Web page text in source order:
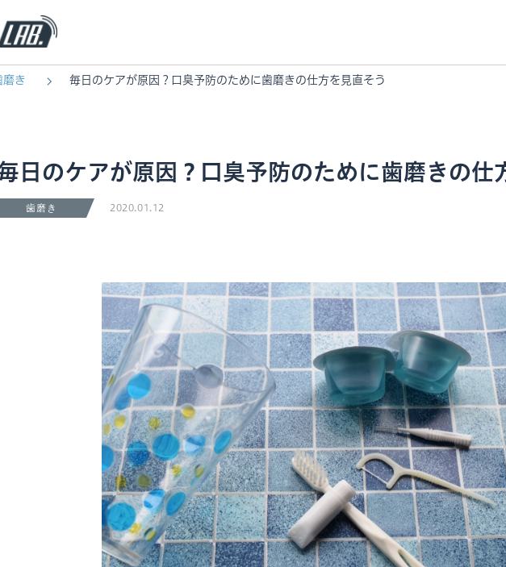
磨き 毎日のケアが原因？口臭予防のために歯磨きの仕方を見直そう
日のケアが原因？口臭予防のために歯磨きの仕
歯磨き 2020.01.12